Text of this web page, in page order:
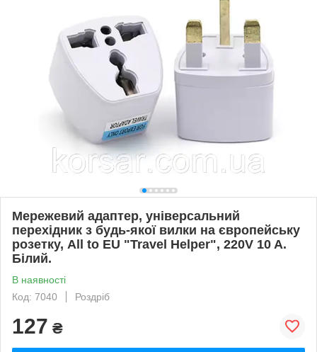
Мережевий адаптер, універсальний
перехідник з будь-якої вилки на європейську
розетку, All to EU "Travel Helper", 220V 10 A.
Білий.
В наявності
Код: 7040
Роздріб
127 ₴